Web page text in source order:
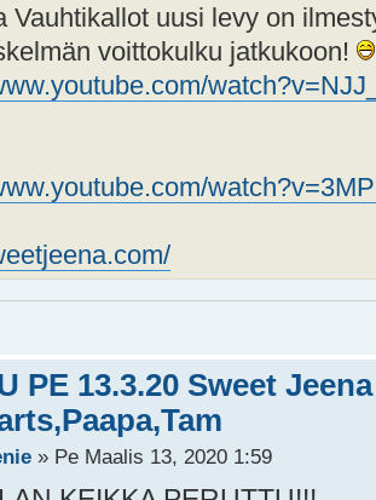
Vauhtikallot uusi levy on
voittokulku jatkukoon!
PE 13.3.20 Sweet
» Pe Maalis 13, 2020 1:59